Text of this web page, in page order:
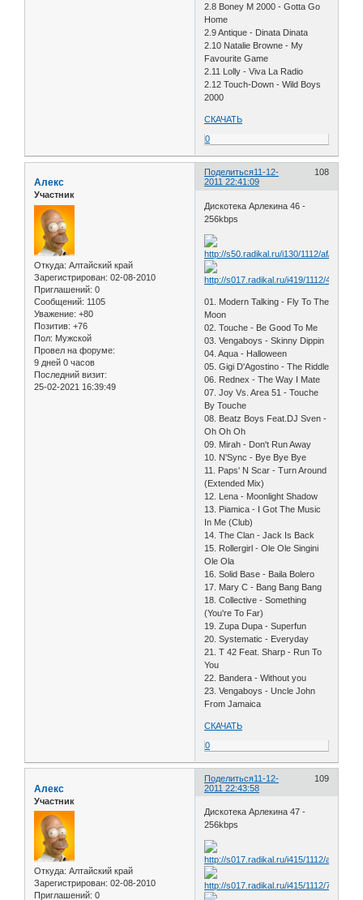
2.8 Boney M 2000 - Gotta Go
Home
2.9 Antique - Dinata Dinata
2.10 Natalie Browne - My
Favourite Game
2.11 Lolly - Viva La Radio
2.12 Touch-Down - Wild Boys
2000
СКАЧАТЬ
0
Поделиться 108
11-12-
2011 22:41:09
Алекс
Участник
Откуда: Алтайский край
Зарегистрирован: 02-08-2010
Приглашений: 0
Сообщений: 1105
Уважение: +80
Позитив: +76
Пол: Мужской
Провел на форуме:
9 дней 0 часов
Последний визит:
25-02-2021 16:39:49
Дискотека Арлекина 46 -
256kbps
01. Modern Talking - Fly To The
Moon
02. Touche - Be Good To Me
03. Vengaboys - Skinny Dippin
04. Aqua - Halloween
05. Gigi D'Agostino - The Riddle
06. Rednex - The Way I Mate
07. Joy Vs. Area 51 - Touche
By Touche
08. Beatz Boys Feat.DJ Sven -
Oh Oh Oh
09. Mirah - Don't Run Away
10. N'Sync - Bye Bye Bye
11. Paps' N Scar - Turn Around
(Extended Mix)
12. Lena - Moonlight Shadow
13. Piamica - I Got The Music
In Me (Club)
14. The Clan - Jack Is Back
15. Rollergirl - Ole Ole Singini
Ole Ola
16. Solid Base - Baila Bolero
17. Mary C - Bang Bang Bang
18. Collective - Something
(You're To Far)
19. Zupa Dupa - Superfun
20. Systematic - Everyday
21. T 42 Feat. Sharp - Run To
You
22. Bandera - Without you
23. Vengaboys - Uncle John
From Jamaica
СКАЧАТЬ
0
Поделиться 109
11-12-
2011 22:43:58
Алекс
Участник
Откуда: Алтайский край
Зарегистрирован: 02-08-2010
Приглашений: 0
Дискотека Арлекина 47 -
256kbps